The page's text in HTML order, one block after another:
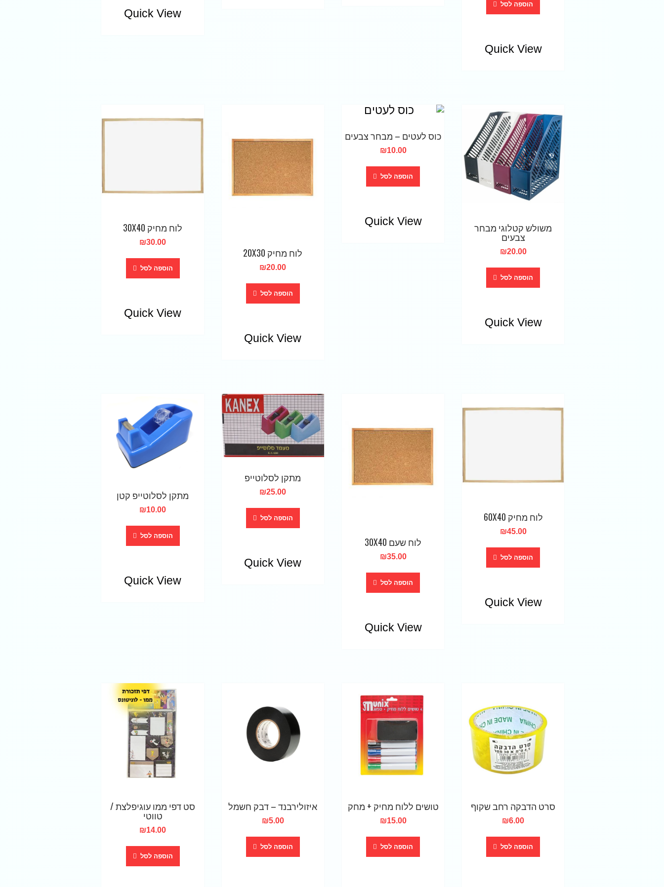
הוספה לסל
Quick View
Quick View
משולש קטלוגי מבחר
צבעים
₪20.00
הוספה לסל
Quick View
כוס לעטים – מבחר צבעים
₪10.00
הוספה לסל
Quick View
לוח מחיק 20X30
₪20.00
הוספה לסל
Quick View
לוח מחיק 30X40
₪30.00
הוספה לסל
Quick View
לוח מחיק 60X40
₪45.00
הוספה לסל
Quick View
לוח שעם 30X40
₪35.00
הוספה לסל
Quick View
מתקן לסלוטייפ
₪25.00
הוספה לסל
Quick View
מתקן לסלוטייפ קטן
₪10.00
הוספה לסל
Quick View
סרט הדבקה רחב שקוף
₪6.00
הוספה לסל
טושים ללוח מחיק + מחק
₪15.00
הוספה לסל
איזולירבנד – דבק חשמל
₪5.00
הוספה לסל
סט דפי ממו עוגיפלצת /
טווטי
₪14.00
הוספה לסל